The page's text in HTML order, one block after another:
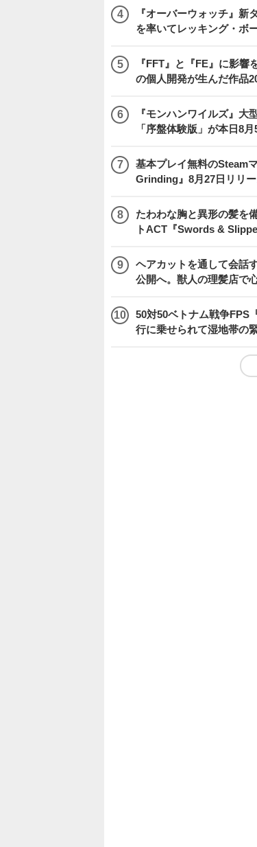
『オーバーウォッチ』
を率いてレッキング・ボ
『FFT』と『FE』に影
の個人開発が生んだ作品
『モンハンワイルズ』
「序盤体験版」が本日8
基本プレイ無料のSteam
Grinding』8月27日リリ
たわわな胸と異形の髪を
トACT『Swords &
ヘアカットを通して会話
公開へ。獣人の理髪店で
50対50ベトナム戦争FPS
行に乗せられて湿地帯の